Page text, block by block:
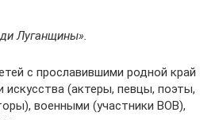
Луганщины».
с прославившими родной край
искусства (актеры, певцы, поэты,
военными (участники ВОВ),